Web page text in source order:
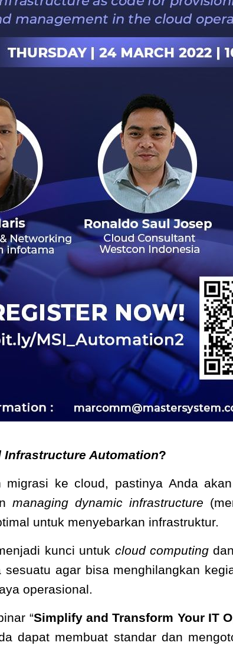
Infrastructure Automation?
migrasi ke cloud, pastinya Anda
managing dynamic infrastructure
untuk menyebarkan infrastruktur.
kunci untuk cloud computing
agar bisa menghilangkan
operasional.
“Simplify and Transform Your IT
dapat membuat standar dan